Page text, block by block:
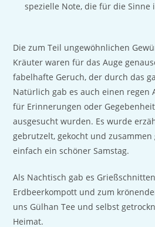
spezielle Note, die für die
Die zum Teil ungewöhnlichen
Kräuter waren für das Auge
fabelhafte Geruch, der durch das
Natürlich gab es auch einen regen
für Erinnerungen oder
ausgesucht wurden. Es wurde
gebrutzelt, gekocht und zusammen
einfach ein schöner Samstag.
Als Nachtisch gab es
Erdbeerkompott und zum
uns Gülhan Tee und selbst
Heimat.